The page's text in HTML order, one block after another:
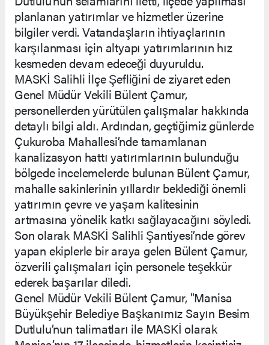
planlanan yatırımlar ve hizmetler üzerine
bilgiler verdi. Vatandaşların ihtiyaçlarının
karşılanması için altyapı yatırımlarının hız
kesmeden devam edeceği duyuruldu.
MASKİ Salihli İlçe Şefliğini de ziyaret eden
Genel Müdür Vekili Bülent Çamur,
personellerden yürütülen çalışmalar hakkında
detaylı bilgi aldı. Ardından, geçtiğimiz günlerde
Çukuroba Mahallesi’nde tamamlanan
kanalizasyon hattı yatırımlarının bulunduğu
bölgede incelemelerde bulunan Bülent Çamur,
mahalle sakinlerinin yıllardır beklediği önemli
yatırımın çevre ve yaşam kalitesinin
artmasına yönelik katkı sağlayacağını söyledi.
Son olarak MASKİ Salihli Şantiyesi’nde görev
yapan ekiplerle bir araya gelen Bülent Çamur,
özverili çalışmaları için personele teşekkür
ederek başarılar diledi.
Genel Müdür Vekili Bülent Çamur, "Manisa
Büyükşehir Belediye Başkanımız Sayın Besim
Dutlulu’nun talimatları ile MASKİ olarak